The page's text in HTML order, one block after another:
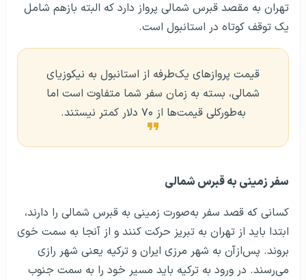
تهران به مقصد قبرس شمالی پرواز دارد که البته بازهم شامل
یک توقف کوتاه در استانبول است.
قیمت پروازهای یک‌طرفه از استانبول به نیکوزیای
شمالی، بسته به زمان سفر شما متفاوت است اما
به‌طورکلی قیمت‌ها از ۷۰ دلار کمتر نیستند.
سفر زمینی به قبرس شمالی
کسانی که قصد سفر به‌صورت زمینی به قبرس شمالی را دارند،
ابتدا باید از تهران به تبریز حرکت کنند و از آنجا به سمت خوی
بروند. پس‌ازآن به شهر مرزی ایران و ترکیه یعنی شهر رازی
می‌رسند. در ورود به ترکیه باید مسیر خود را به سمت جنوب